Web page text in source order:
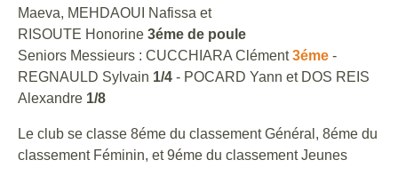
Maeva, MEHDAOUI Nafissa et
RISOUTE Honorine 3éme de poule
Seniors Messieurs : CUCCHIARA Clément3éme -
REGNAULD Sylvain 1/4 - POCARD Yann et DOS REIS
Alexandre 1/8
Le club se classe 8éme du classement Général, 8éme du
classement Féminin, et 9éme du classement Jeunes